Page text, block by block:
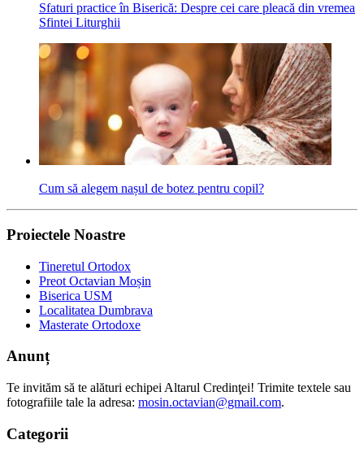
Sfaturi practice în Biserică: Despre cei care pleacă din vremea
Sfintei Liturghii
Cum să alegem nașul de botez pentru copil?
Proiectele Noastre
Tineretul Ortodox
Preot Octavian Moșin
Biserica USM
Localitatea Dumbrava
Masterate Ortodoxe
Anunț
Te invităm să te alături echipei Altarul Credinţei! Trimite textele sau
fotografiile tale la adresa: mosin.octavian@gmail.com.
Categorii